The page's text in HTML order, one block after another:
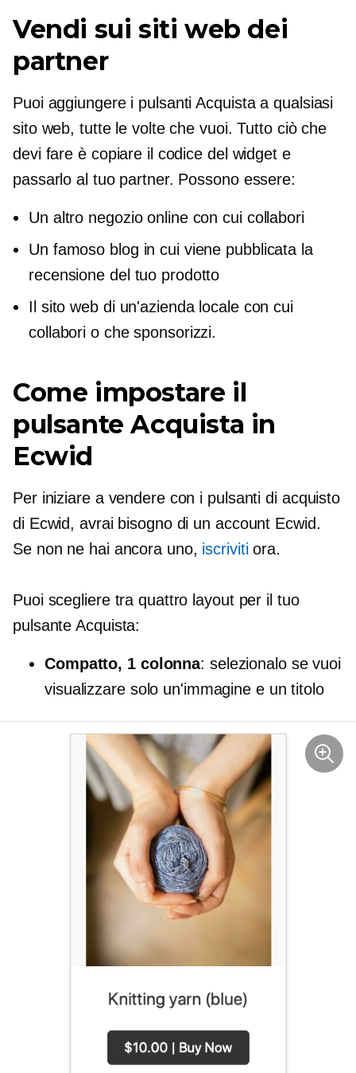
Vendi sui siti web dei
partner
Puoi aggiungere i pulsanti Acquista a qualsiasi
sito web, tutte le volte che vuoi. Tutto ciò che
devi fare è copiare il codice del widget e
passarlo al tuo partner. Possono essere:
Un altro negozio online con cui collabori
Un famoso blog in cui viene pubblicata la
recensione del tuo prodotto
Il sito web di un'azienda locale con cui
collabori o che sponsorizzi.
Come impostare il
pulsante Acquista in
Ecwid
Per iniziare a vendere con i pulsanti di acquisto
di Ecwid, avrai bisogno di un account Ecwid.
Se non ne hai ancora uno, iscrivitiora.
Puoi scegliere tra quattro layout per il tuo
pulsante Acquista:
Compatto, 1 colonna: selezionalo se vuoi
visualizzare solo un'immagine e un titolo